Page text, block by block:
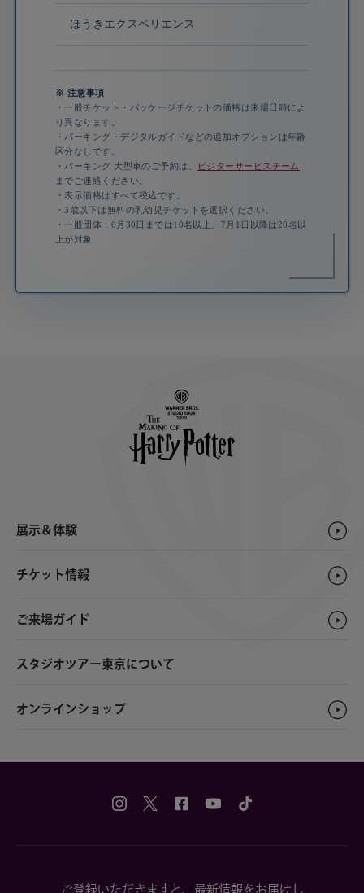
ほうきエクスペリエンス
※ 注意事項
・一般チケット・パッケージチケットの価格は来場日時によ
り異なります。
・パーキング・デジタルガイドなどの追加オプションは年齢
区分なしです。
・パーキング 大型車のご予約は、
ビジターサービスチーム
までご連絡ください。
・表示価格はすべて税込です。
・3歳以下は無料の乳幼児チケットを選択ください。
・一般団体：6月30日までは10名以上、7月1日以降は20名以
上が対象
展示＆体験
チケット情報
ご来場ガイド
スタジオツアー東京について
オンラインショップ